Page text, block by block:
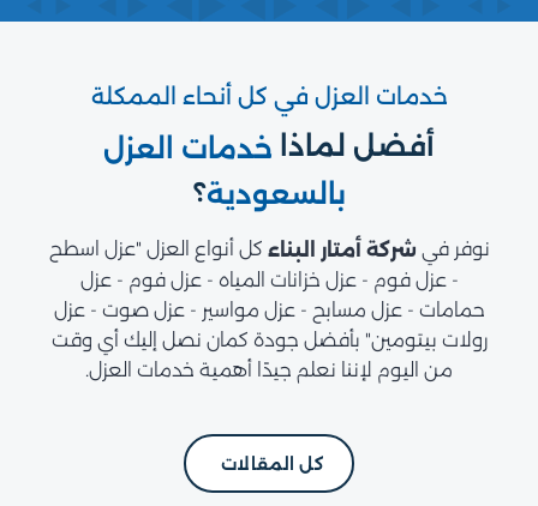
خدمات العزل في كل أنحاء الممكلة
أفضل لماذا خدمات العزل
بالسعودية؟
نوفر في شركة أمتار البناء كل أنواع العزل "عزل اسطح
- عزل فوم - عزل خزانات المياه - عزل فوم - عزل
حمامات - عزل مسابح - عزل مواسير - عزل صوت - عزل
رولات بيتومين" بأفضل جودة كمان نصل إليك أي وقت
من اليوم لإننا نعلم جيدًا أهمية خدمات العزل.
كل المقالات